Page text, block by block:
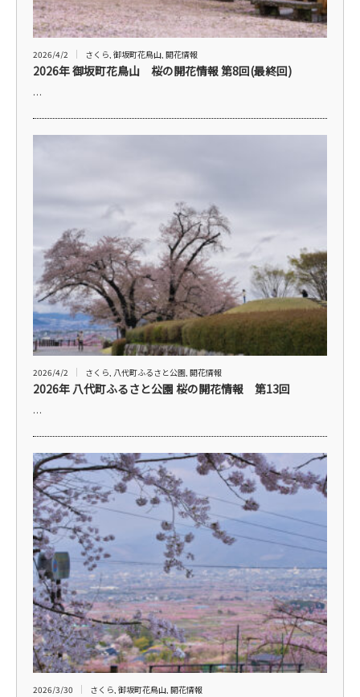
2026/4/2 さくら, 御坂町花鳥山, 開花情報
2026年 御坂町花鳥山 桜の開花情報 第8回(最終回)
…
2026/4/2 さくら 八代町ふるさと公園 開花情報
2026年 八代町ふるさと公園 桜の開花情報 第13回
…
2026/3/30 さくら, 御坂町花鳥山, 開花情報